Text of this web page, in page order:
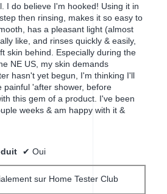
I do believe I'm hooked! Using it in
then rinsing, makes it so easy to
has a pleasant light (almost
like, and rinses quickly & easily,
skin behind. Especially during the
NE US, my skin demands
hasn't yet begun, I'm thinking I'll
painful 'after shower, before
this gem of a product. I've been
weeks & am happy with it &
✔ Oui
sur Home Tester Club